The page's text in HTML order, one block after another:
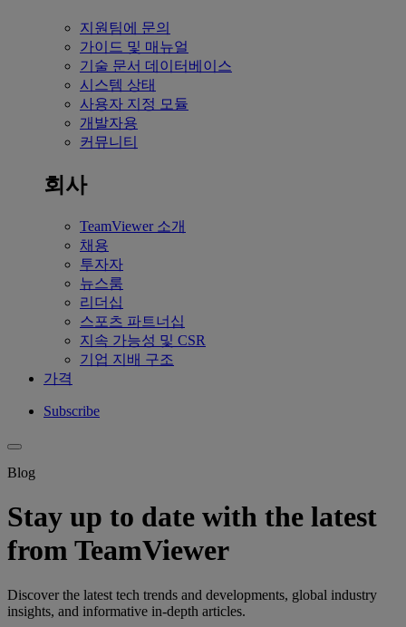
지원팀에 문의
가이드 및 매뉴얼
기술 문서 데이터베이스
시스템 상태
사용자 지정 모듈
개발자용
커뮤니티
회사
TeamViewer 소개
채용
투자자
뉴스룸
리더십
스포츠 파트너십
지속 가능성 및 CSR
기업 지배 구조
가격
Subscribe
Blog
Stay up to date with the latest
from TeamViewer
Discover the latest tech trends and developments, global industry
insights, and informative in-depth articles.